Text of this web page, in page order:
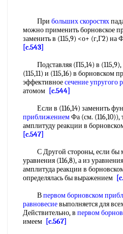
При больших скоростях
можно применить борновское
заменить в (115,9) <о+ (г,Г2) на
[c.543]
Подставляя (П5,14) в
(115,11) и (115,16) в борновском
эффективноесечение упругого
атомом [c.544]
Если в (116,14) заменить
приближениемФа (см. (116,10)),
амплитуду реакции в
[c.547]
С Другой стороны, если бы
уравнения (116,8), а из уравнения
амплитуда реакции в
определялась бы выражением
Впервом борновском
равновесиевыполняется для
Действительно, в первом
имеем [c.567]